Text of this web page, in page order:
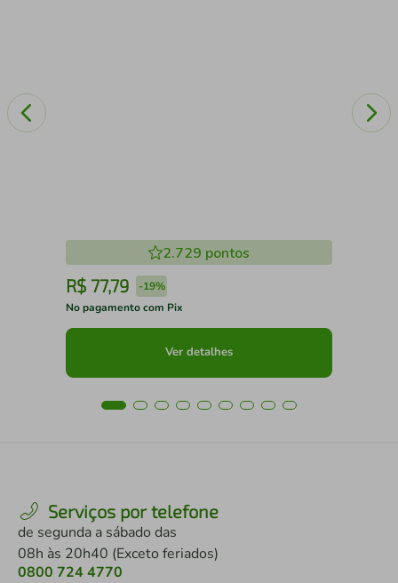
2.729 pontos
R$ 77,79 -19%
No pagamento com Pix
Ver detalhes
Serviços por telefone
de segunda a sábado das
08h às 20h40 (Exceto feriados)
0800 724 4770